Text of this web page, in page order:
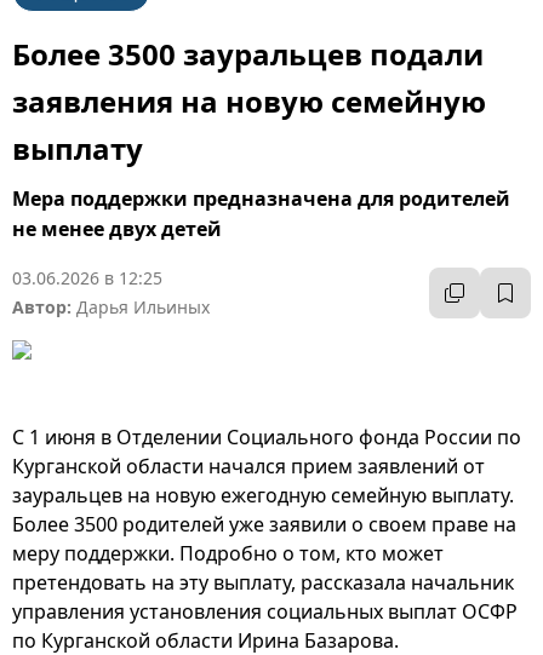
Более 3500 зауральцев подали
заявления на новую семейную
выплату
Мера поддержки предназначена для родителей
не менее двух детей
03.06.2026 в 12:25
Автор: Дарья Ильиных
С 1 июня в Отделении Социального фонда России по
Курганской области начался прием заявлений от
зауральцев на новую ежегодную семейную выплату.
Более 3500 родителей уже заявили о своем праве на
меру поддержки. Подробно о том, кто может
претендовать на эту выплату, рассказала начальник
управления установления социальных выплат ОСФР
по Курганской области Ирина Базарова.